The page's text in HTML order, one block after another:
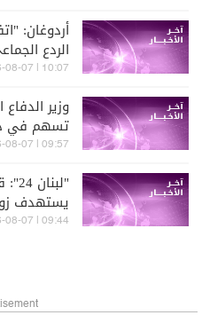
أردوغان:
الردع
10:07 | 2026-08-07
وزير
تسهم في
والعالم
09:57 | 2026-08-07
يستهدف
09:44 | 2026-08-07